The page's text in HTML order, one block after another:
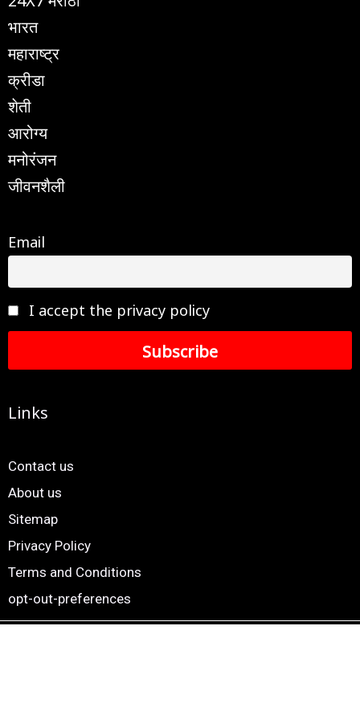
भारत
महाराष्ट्र
क्रीडा
शेती
आरोग्य
मनोरंजन
जीवनशैली
Email
I accept the privacy policy
Links
Contact us
About us
Sitemap
Privacy Policy
Terms and Conditions
opt-out-preferences